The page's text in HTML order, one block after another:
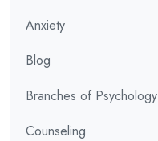
Anxiety
Blog
Branches of Psychology
Counseling